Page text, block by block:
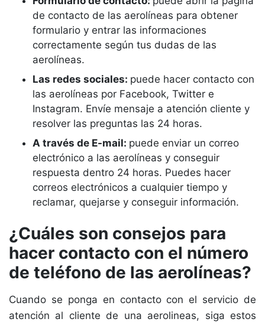
de contacto de las aerolíneas para obtener
formulario y entrar las informaciones
correctamente según tus dudas de las
aerolíneas.
Las redes sociales: puede hacer contacto con
las aerolíneas por Facebook, Twitter e
Instagram. Envíe mensaje a atención cliente y
resolver las preguntas las 24 horas.
A través de E-mail: puede enviar un correo
electrónico a las aerolíneas y conseguir
respuesta dentro 24 horas. Puedes hacer
correos electrónicos a cualquier tiempo y
reclamar, quejarse y conseguir información.
¿Cuáles son consejos para
hacer contacto con el número
de teléfono de las aerolíneas?
Cuando se ponga en contacto con el servicio de
atención al cliente de una aerolineas, siga estos